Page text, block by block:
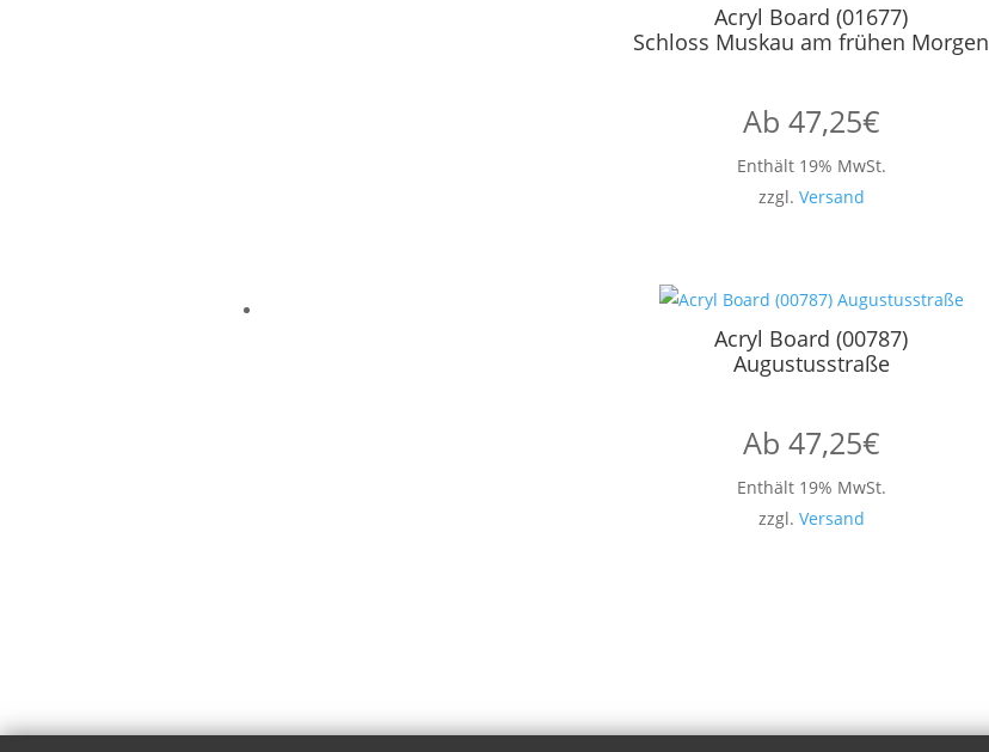
Acryl Board (01677)
Schloss Muskau am frühen Morgen
Ab 47,25€
Enthält 19% MwSt.
zzgl. Versand
Acryl Board (00787)
Augustusstraße
Ab 47,25€
Enthält 19% MwSt.
zzgl. Versand